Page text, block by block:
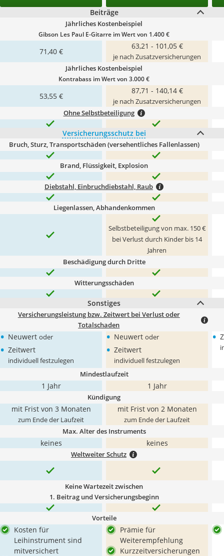
Beiträge
Jährliches Kostenbeispiel
Gibson Les Paul E-Gitarre im Wert von 1.400 €
71,40 €
63,21 - 101,05 €
je nach Zusatzversicherungen
Jährliches Kostenbeispiel
Kontrabass im Wert von 3.000 €
53,55 €
87,71 - 140,14 €
je nach Zusatzversicherungen
Ohne Selbstbeteiligung
Versicherungsschutz bei
Bruch, Sturz, Transportschäden (versehentliches Fallenlassen)
Brand, Flüssigkeit, Explosion
Diebstahl, Einbruchdiebstahl, Raub
Liegenlassen, Abhandenkommen
Selbstbeteiligung von max. 150 €
bei Verlust durch Kinder bis 14
Jahren
Beschädigung durch Dritte
Witterungsschäden
Sonstiges
Versicherungsleistung bzw. Zeitwert bei Verlust oder
Totalschaden
• Neuwert oder
• Zeitwert
individuell festzulegen
• Neuwert oder
• Zeitwert
individuell festzulegen
•
Mindestlaufzeit
1 Jahr 1 Jahr
Kündigung
mit Frist von 3 Monaten
zum Ende der Laufzeit
mit Frist von 2 Monaten
zum Ende der Laufzeit
Max. Alter des Instruments
keines keines
Weltweiter Schutz
Keine Wartezeit zwischen
1. Beitrag und Versicherungsbeginn
Vorteile
Kosten für
Leihinstrument sind
mitversichert
Prämie für
Weiterempfehlung
Kurzzeitversicherungen